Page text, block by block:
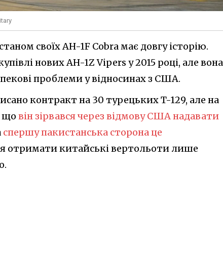
своїх AH-1F Cobra має довгу історію.
нових AH-1Z Vipers у 2015 році, але вона
проблеми у відносинах з США.
контракт на 30 турецьких T-129, але на
що він зірвався через відмову США надавати
спершу пакистанська сторона це
отримати китайські вертольоти лише